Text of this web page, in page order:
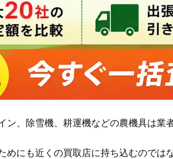
ン、除雪機、耕運機などの農機具は業
めにも近くの買取店に持ち込むのでは